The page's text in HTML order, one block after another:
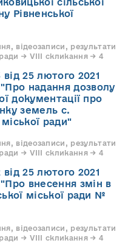
сільської
Рівненської
відеозаписи, результати
→ VIII скликання → 4
25 лютого 2021
надання дозволу
документації про
земель с.
ради"
відеозаписи, результати
→ VIII скликання → 4
25 лютого 2021
внесення змін в
міської ради №
відеозаписи, результати
→ VIII скликання → 4